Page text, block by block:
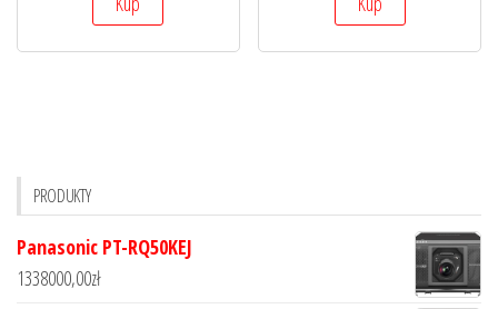
PRODUKTY
Panasonic PT-RQ50KEJ
1338000,00zł